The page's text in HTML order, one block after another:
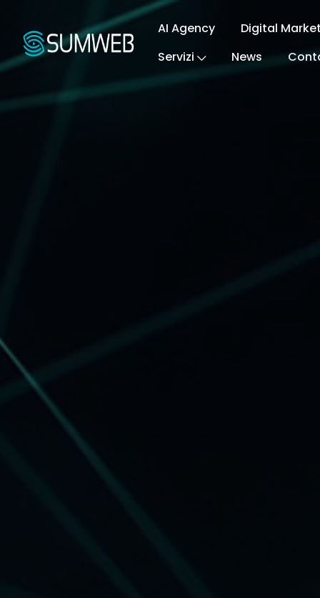
AI Agency
Digital
Servizi
News